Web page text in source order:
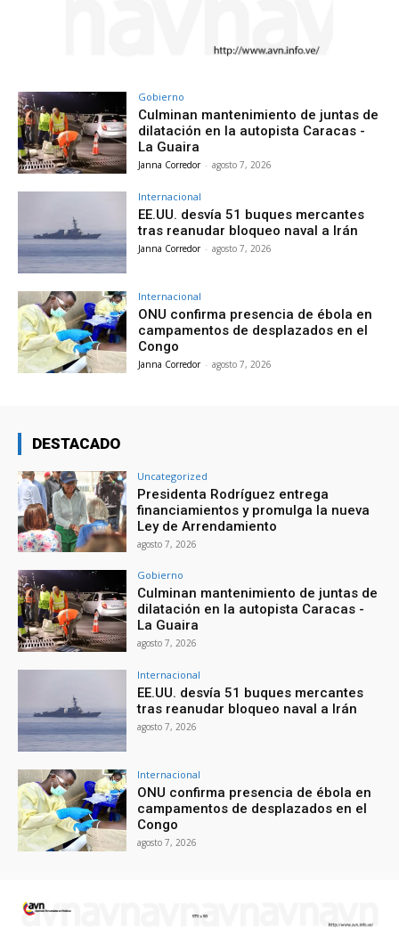
Gobierno
Culminan mantenimiento de juntas de
dilatación en la autopista Caracas -
La Guaira
Janna Corredor - agosto 7, 2026
Internacional
EE.UU. desvía 51 buques mercantes
tras reanudar bloqueo naval a Irán
Janna Corredor - agosto 7, 2026
Internacional
ONU confirma presencia de ébola en
campamentos de desplazados en el
Congo
Janna Corredor - agosto 7, 2026
DESTACADO
Uncategorized
Presidenta Rodríguez entrega
financiamientos y promulga la nueva
Ley de Arrendamiento
agosto 7, 2026
Gobierno
Culminan mantenimiento de juntas de
dilatación en la autopista Caracas -
La Guaira
agosto 7, 2026
Internacional
EE.UU. desvía 51 buques mercantes
tras reanudar bloqueo naval a Irán
agosto 7, 2026
Internacional
ONU confirma presencia de ébola en
campamentos de desplazados en el
Congo
agosto 7, 2026